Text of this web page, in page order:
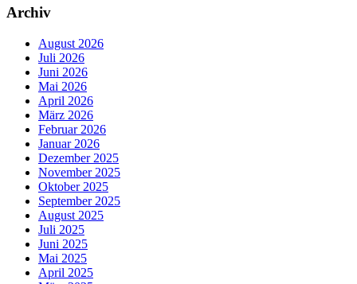
Archiv
August 2026
Juli 2026
Juni 2026
Mai 2026
April 2026
März 2026
Februar 2026
Januar 2026
Dezember 2025
November 2025
Oktober 2025
September 2025
August 2025
Juli 2025
Juni 2025
Mai 2025
April 2025